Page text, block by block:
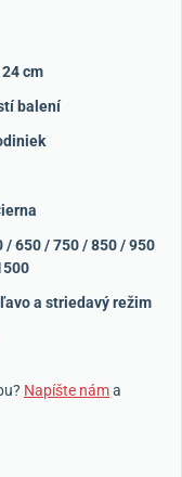
cm
balení
/ 650 / 750 / 850 / 950
a striedavý režim
Napíšte náma